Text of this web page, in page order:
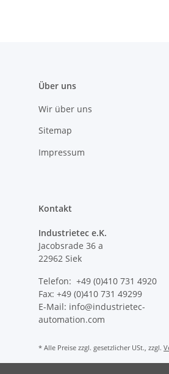
Über uns
Wir über uns
Sitemap
Impressum
Kontakt
Industrietec e.K.
Jacobsrade 36 a
22962 Siek
Telefon: +49 (0)410 731 4920
Fax: +49 (0)410 731 49299
E-Mail: info@industrietec-
automation.com
* Alle Preise zzgl. gesetzlicher USt., zzgl.